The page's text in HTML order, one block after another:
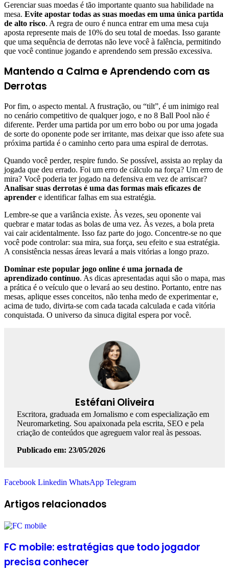
Gerenciar suas moedas é tão importante quanto sua habilidade na
mesa. Evite apostar todas as suas moedas em uma única partida
de alto risco. A regra de ouro é nunca entrar em uma mesa cuja
aposta represente mais de 10% do seu total de moedas. Isso garante
que uma sequência de derrotas não leve você à falência, permitindo
que você continue jogando e aprendendo sem pressão excessiva.
Mantendo a Calma e Aprendendo com as
Derrotas
Por fim, o aspecto mental. A frustração, ou “tilt”, é um inimigo real
no cenário competitivo de qualquer jogo, e no 8 Ball Pool não é
diferente. Perder uma partida por um erro bobo ou por uma jogada
de sorte do oponente pode ser irritante, mas deixar que isso afete sua
próxima partida é o caminho certo para uma espiral de derrotas.
Quando você perder, respire fundo. Se possível, assista ao replay da
jogada que deu errado. Foi um erro de cálculo na força? Um erro de
mira? Você poderia ter jogado na defensiva em vez de arriscar?
Analisar suas derrotas é uma das formas mais eficazes de
aprender e identificar falhas em sua estratégia.
Lembre-se que a variância existe. Às vezes, seu oponente vai
quebrar e matar todas as bolas de uma vez. Às vezes, a bola preta
vai cair acidentalmente. Isso faz parte do jogo. Concentre-se no que
você pode controlar: sua mira, sua força, seu efeito e sua estratégia.
A consistência nessas áreas levará a mais vitórias a longo prazo.
Dominar este popular jogo online é uma jornada de
aprendizado contínuo. As dicas apresentadas aqui são o mapa, mas
a prática é o veículo que o levará ao seu destino. Portanto, entre nas
mesas, aplique esses conceitos, não tenha medo de experimentar e,
acima de tudo, divirta-se com cada tacada calculada e cada vitória
conquistada. O universo da sinuca digital espera por você.
Estéfani Oliveira
Escritora, graduada em Jornalismo e com especialização em
Neuromarketing. Sou apaixonada pela escrita, SEO e pela
criação de conteúdos que agreguem valor real às pessoas.
Publicado em: 23/05/2026
Facebook Linkedin WhatsApp Telegram
Artigos relacionados
FC mobile: estratégias que todo jogador
precisa conhecer